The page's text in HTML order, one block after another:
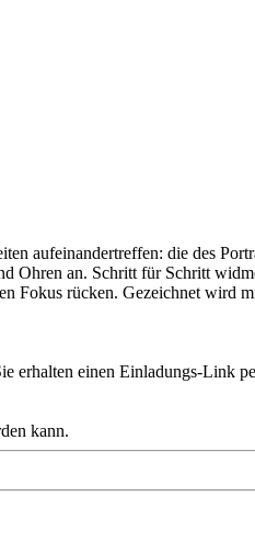
aufeinandertreffen: die des
Ohren an. Schritt für Schritt
Fokus rücken. Gezeichnet wird
erhalten einen Einladungs-Link
kann.